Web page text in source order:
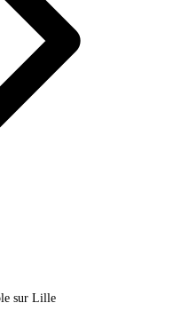
sur Lille